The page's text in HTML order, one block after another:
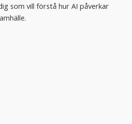
som vill förstå hur AI påverkar